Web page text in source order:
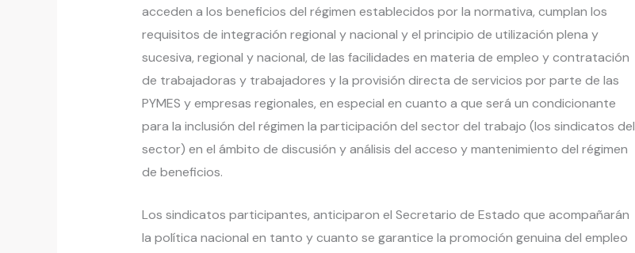
acceden a los beneficios del régimen establecidos por la normativa, cumplan los
requisitos de integración regional y nacional y el principio de utilización plena y
sucesiva, regional y nacional, de las facilidades en materia de empleo y contratación
de trabajadoras y trabajadores y la provisión directa de servicios por parte de las
PYMES y empresas regionales, en especial en cuanto a que será un condicionante
para la inclusión del régimen la participación del sector del trabajo (los sindicatos del
sector) en el ámbito de discusión y análisis del acceso y mantenimiento del régimen
de beneficios.
Los sindicatos participantes, anticiparon el Secretario de Estado que acompañarán
la política nacional en tanto y cuanto se garantice la promoción genuina del empleo